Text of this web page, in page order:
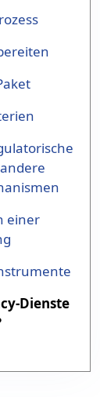
einer
Dienste